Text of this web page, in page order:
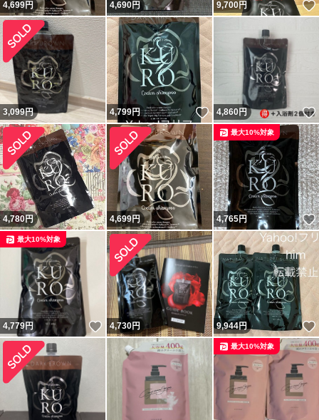
4,699円 4,690円 9,700円
3,099円 4,799円 いいね！
4,860円
4,780円 4,699円 4,765円
最大10%対象
4,779円 いいね！
最大10%対象
4,730円 9,944円
最大10%対象